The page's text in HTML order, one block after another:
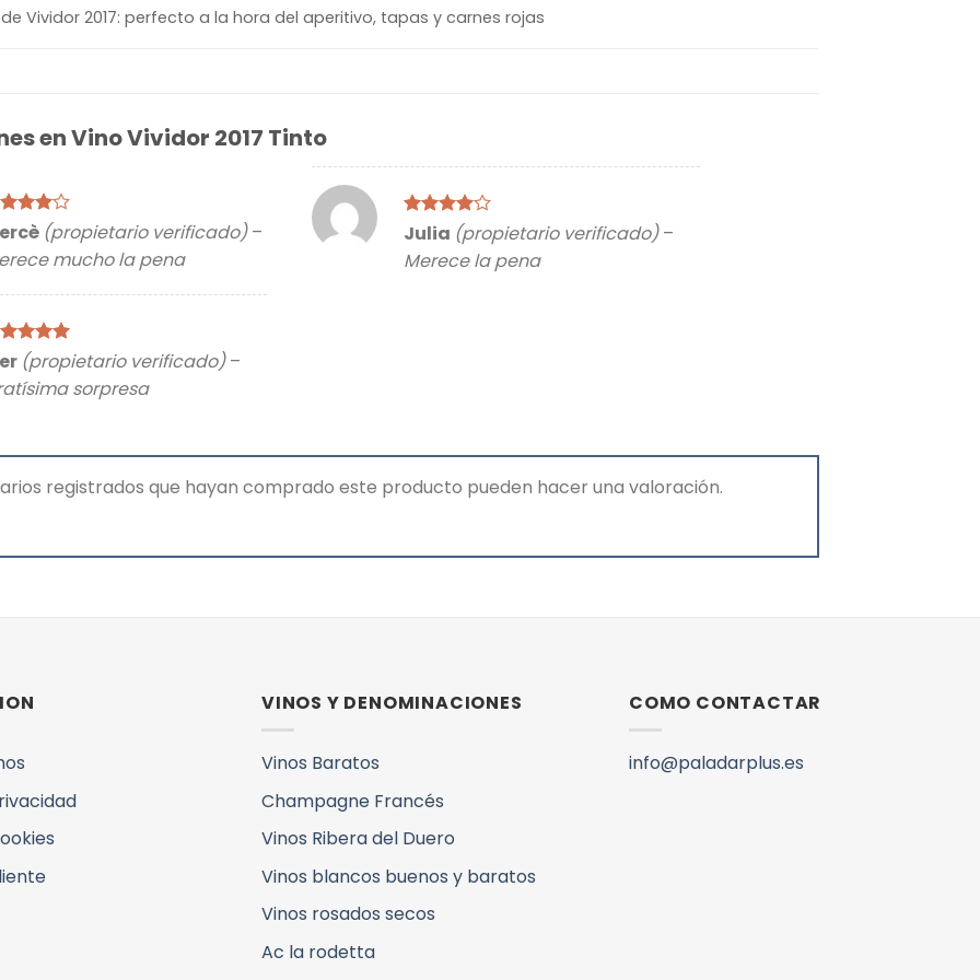
Vividor 2017: perfecto a la hora del aperitivo, tapas y carnes rojas
enVino Vividor 2017 Tinto
de(propietario verificado) –
mucho la pena
Valorado
de
5
Julia (propietario verificado) –
Merece la pena
5de 5
(propietario verificado) –
sorpresa
registrados que hayan comprado este producto pueden hacer una valoración.
VINOS Y DENOMINACIONES
Vinos Baratos
Champagne Francés
Vinos Ribera del Duero
Vinos blancos buenos y baratos
Vinos rosados secos
Ac la rodetta
COMO CONTACTAR
info@paladarplus.es